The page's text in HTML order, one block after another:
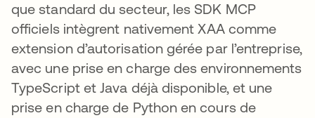
que standard du secteur, les SDK MCP
officiels intègrent nativement XAA comme
extension d’autorisation gérée par l’entreprise,
avec une prise en charge des environnements
TypeScript et Java déjà disponible, et une
prise en charge de Python en cours de